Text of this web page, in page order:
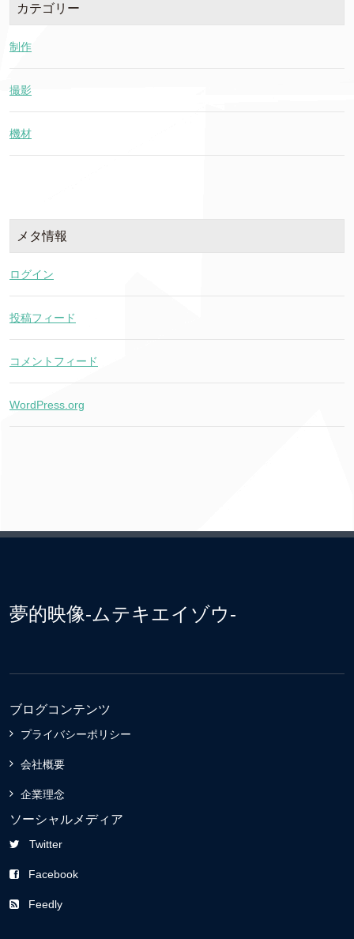
カテゴリー
制作
撮影
機材
メタ情報
ログイン
投稿フィード
コメントフィード
WordPress.org
夢的映像-ムテキエイゾウ-
ブログコンテンツ
プライバシーポリシー
会社概要
企業理念
ソーシャルメディア
Twitter
Facebook
Feedly